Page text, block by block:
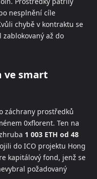
nesplnění cíle
chybě v kontraktu se
až do
ve smart
záchrany prostředků
0xflorent. Ten na
1 003 ETH od 48
do ICO projektu Hong
kapitálový fond, jenž se
požadovaný